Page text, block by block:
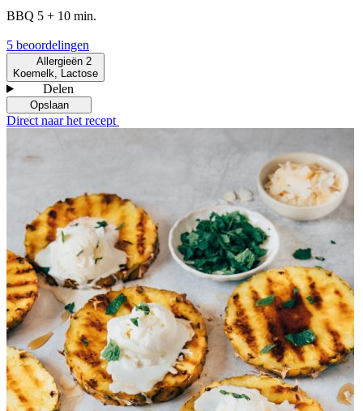
BBQ 5 + 10 min.
5 beoordelingen
Allergieën 2
Koemelk, Lactose
Delen
Opslaan
Direct naar het recept